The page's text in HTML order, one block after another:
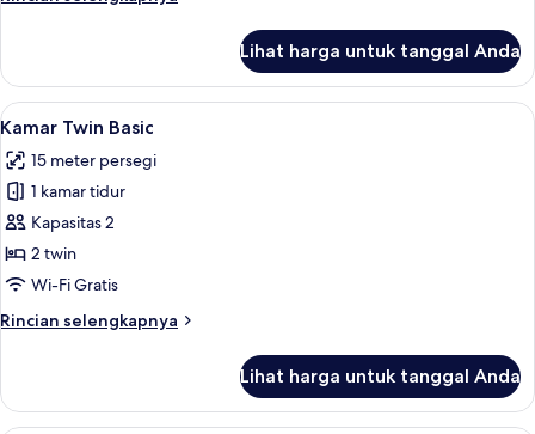
Tidur
Kamar
Basic,
1
Tidur
Double
Lihat harga untuk tanggal Anda
Lihat
semua
foto
untuk
Kamar
Twin
Basic
Seprai antialergi, minibar, brankas,
10
Kamar Twin Basic
15 meter persegi
1 kamar tidur
Kapasitas 2
2 twin
Wi-Fi Gratis
Rincian selengkapnya
Rincian
Kamar
Twin
Lihat harga untuk tanggal Anda